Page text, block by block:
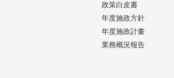
政策白皮書
年度施政方針
年度施政計畫
業務概況報告